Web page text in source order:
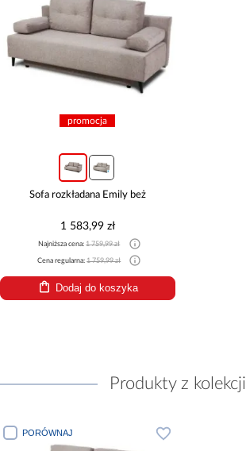
promocja
Sofa rozkładana Emily beż
1 583,99 zł
Najniższa cena:1 759,99 zł
Cena regularna:1 759,99 zł
Dodaj do koszyka
Produkty z kolekcji
PORÓWNAJ